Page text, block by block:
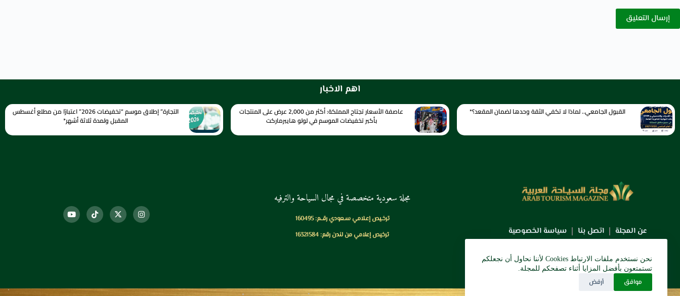
نحن نستخدم ملفات الارتباط Cookies لأننا نحاول أن نجعلكم
تستمتعون بأفضل المزايا أثناء تصفحكم للمجلة.
موافق أرفض
إرسال التعليق
اهم الاخبار
القبول الجامعي.. لماذا لا تكفي الثقة وحدها لضمان المقعد؟* عاصفة الأسعار تجتاح المملكة: أكثر من 2,000 عرض على المنتجات
بأكبر تخفيضات الموسم في لولو هايبرماركت
التجارة” إطلاق موسم “تخفيضات 2026” اعتبارًا من مطلع أغسطس
المقبل ولمدة ثلاثة أشهر*
عن المجلة اتصل بنا سياسة الخصوصية
مجلة سعودية متخصصة في مجال السياحة والترفيه
ترخـيص إعـلامي سـعودي رقــم: 160495
ترخيص إعلامي من لندن رقم: 16321584